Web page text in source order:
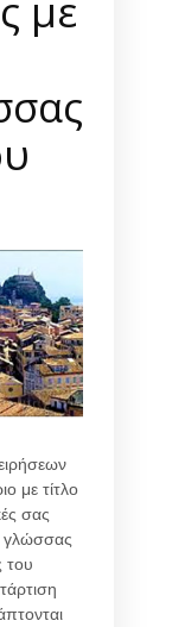
με τίτλο
σας
γλώσσας
του